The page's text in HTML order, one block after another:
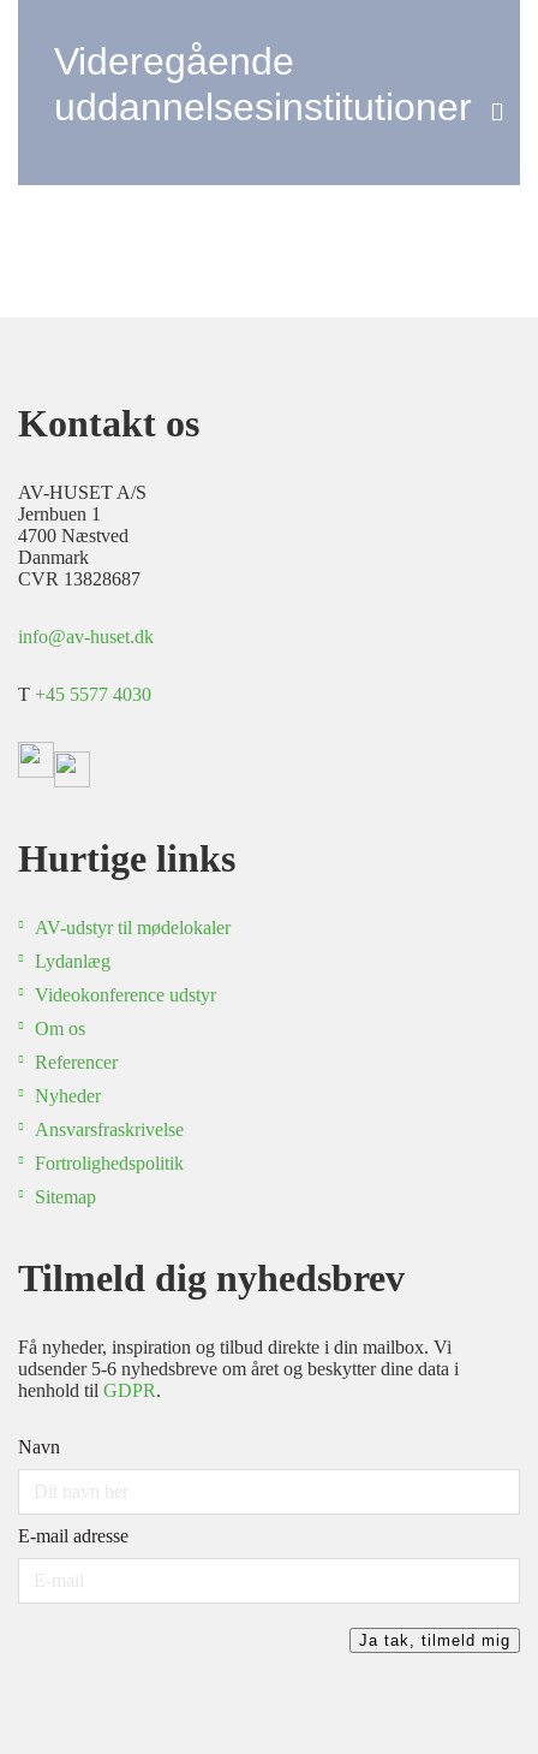
Videregående
uddannelsesinstitutioner
Kontakt os
AV-HUSET A/S
Jernbuen 1
4700 Næstved
Danmark
CVR 13828687
info@av-huset.dk
T +45 5577 4030
Hurtige links
AV-udstyr til mødelokaler
Lydanlæg
Videokonference udstyr
Om os
Referencer
Nyheder
Ansvarsfraskrivelse
Fortrolighedspolitik
Sitemap
Tilmeld dig nyhedsbrev
Få nyheder, inspiration og tilbud direkte i din mailbox. Vi
udsender 5-6 nyhedsbreve om året og beskytter dine data i
henhold til GDPR.
Navn
E-mail adresse
Ja tak, tilmeld mig